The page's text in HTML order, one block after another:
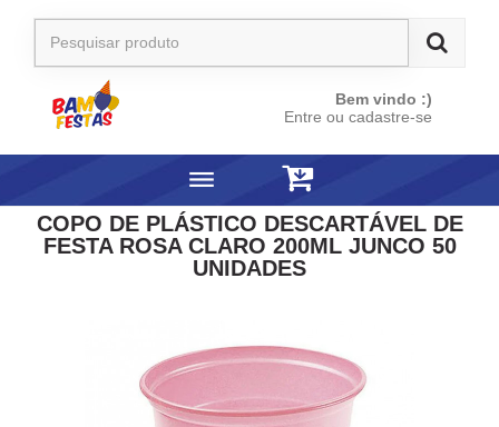
Bem vindo :)
Entre ou cadastre-se
COPO DE PLÁSTICO DESCARTÁVEL DE
FESTA ROSA CLARO 200ML JUNCO 50
UNIDADES